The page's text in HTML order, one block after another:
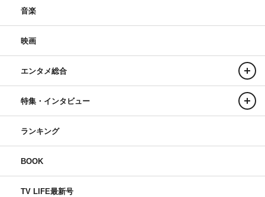
音楽
映画
エンタメ総合
特集・インタビュー
ランキング
BOOK
TV LIFE最新号